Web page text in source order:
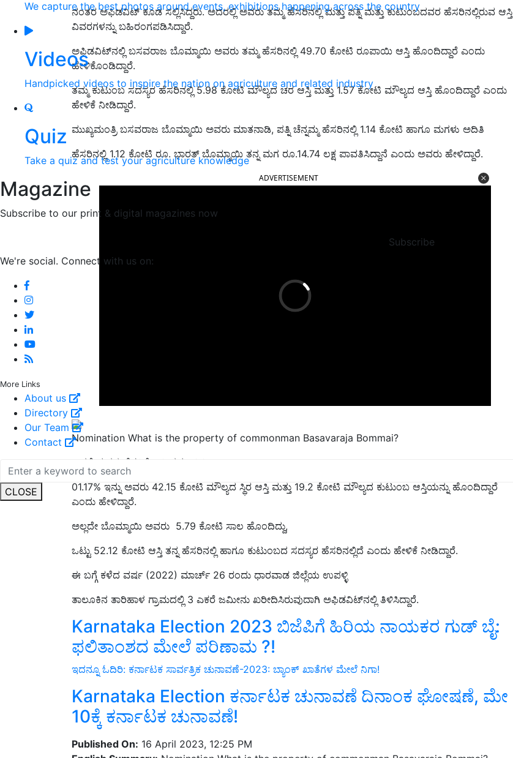
We capture the best photos around events, exhibitions happening across the country
Videos
Handpicked videos to inspire the nation on agriculture and related industry
Quiz
Take a quiz and test your agriculture knowledge
Magazine
Subscribe to our print & digital magazines now
Subscribe
We're social. Connect with us on:
More Links
About us
Directory
Our Team
Contact
CLOSE
ನಂತರ ಅಫಿಡವಿಟ್ ಕೂಡ ಸಲ್ಲಿಸಿದ್ದರು. ಅದರಲ್ಲಿ ಅವರು ತಮ್ಮ ಹೆಸರಿನಲ್ಲಿ ಮತ್ತು ಪತ್ನಿ ಮತ್ತು ಕುಟುಂಬದವರ ಹೆಸರಿನಲ್ಲಿರುವ ಆಸ್ತಿ
ವಿವರಗಳನ್ನು ಬಹಿರಂಗಪಡಿಸಿದ್ದಾರೆ.
ಅಫಿಡವಿಟ್‌ನಲ್ಲಿ ಬಸವರಾಜ ಬೊಮ್ಮಾಯಿ ಅವರು ತಮ್ಮ ಹೆಸರಿನಲ್ಲಿ 49.70 ಕೋಟಿ ರೂಪಾಯಿ ಆಸ್ತಿ ಹೊಂದಿದ್ದಾರೆ ಎಂದು
ಹೇಳಿಕೊಂಡಿದ್ದಾರೆ.
ತಮ್ಮ ಕುಟುಂಬ ಸದಸ್ಯರ ಹೆಸರಿನಲ್ಲಿ 5.98 ಕೋಟಿ ಮೌಲ್ಯದ ಚರ ಆಸ್ತಿ ಮತ್ತು 1.57 ಕೋಟಿ ಮೌಲ್ಯದ ಆಸ್ತಿ ಹೊಂದಿದ್ದಾರೆ ಎಂದು
ಹೇಳಿಕೆ ನೀಡಿದ್ದಾರೆ.
ಮುಖ್ಯಮಂತ್ರಿ ಬಸವರಾಜ ಬೊಮ್ಮಾಯಿ ಅವರು ಮಾತನಾಡಿ, ಪತ್ನಿ ಚೆನ್ನಮ್ಮ ಹೆಸರಿನಲ್ಲಿ 1.14 ಕೋಟಿ ಹಾಗೂ ಮಗಳು ಅದಿತಿ
ಹೆಸರಿನಲ್ಲಿ 1.12 ಕೋಟಿ ರೂ. ಭಾರತ್ ಬೊಮ್ಮಾಯಿ ತನ್ನ ಮಗ ರೂ.14.74 ಲಕ್ಷ ಪಾವತಿಸಿದ್ದಾನೆ ಎಂದು ಅವರು ಹೇಳಿದ್ದಾರೆ.
ADVERTISEMENT
Nomination What is the property of commonman Basavaraja Bommai?
ಆದರೆ ಮಗನ ಹೆಸರಿಗೆ ಆಸ್ತಿ ನಮೂದಿಸಿಲ್ಲ.
01.17% ಇನ್ನು ಅವರು 42.15 ಕೋಟಿ ಮೌಲ್ಯದ ಸ್ಥಿರ ಆಸ್ತಿ ಮತ್ತು 19.2 ಕೋಟಿ ಮೌಲ್ಯದ ಕುಟುಂಬ ಆಸ್ತಿಯನ್ನು ಹೊಂದಿದ್ದಾರೆ
ಎಂದು ಹೇಳಿದ್ದಾರೆ.
ಅಲ್ಲದೇ ಬೊಮ್ಮಾಯಿ ಅವರು 5.79 ಕೋಟಿ ಸಾಲ ಹೊಂದಿದ್ದು,
ಒಟ್ಟು 52.12 ಕೋಟಿ ಆಸ್ತಿ ತನ್ನ ಹೆಸರಿನಲ್ಲಿ ಹಾಗೂ ಕುಟುಂಬದ ಸದಸ್ಯರ ಹೆಸರಿನಲ್ಲಿದೆ ಎಂದು ಹೇಳಿಕೆ ನೀಡಿದ್ದಾರೆ.
ಈ ಬಗ್ಗೆ ಕಳೆದ ವರ್ಷ (2022) ಮಾರ್ಚ್ 26 ರಂದು ಧಾರವಾಡ ಜಿಲ್ಲೆಯ ಉಪಳ್ಳಿ
ತಾಲೂಕಿನ ತಾರಿಹಾಳ ಗ್ರಾಮದಲ್ಲಿ 3 ಎಕರೆ ಜಮೀನು ಖರೀದಿಸಿರುವುದಾಗಿ ಅಫಿಡವಿಟ್‌ನಲ್ಲಿ ತಿಳಿಸಿದ್ದಾರೆ.
Karnataka Election 2023 ಬಿಜೆಪಿಗೆ ಹಿರಿಯ ನಾಯಕರ ಗುಡ್‌ ಬೈ:
ಫಲಿತಾಂಶದ ಮೇಲೆ ಪರಿಣಾಮ ?!
ಇದನ್ನೂ ಓದಿರಿ: ಕರ್ನಾಟಕ ಸಾರ್ವತ್ರಿಕ ಚುನಾವಣೆ-2023: ಬ್ಯಾಂಕ್ ಖಾತೆಗಳ ಮೇಲೆ ನಿಗಾ!
Karnataka Election ಕರ್ನಾಟಕ ಚುನಾವಣೆ ದಿನಾಂಕ ಘೋಷಣೆ, ಮೇ
10ಕ್ಕೆ ಕರ್ನಾಟಕ ಚುನಾವಣೆ!
Published On: 16 April 2023, 12:25 PM